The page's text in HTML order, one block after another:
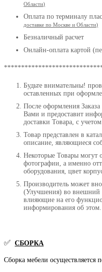
Области)
Оплата по терминалу
доставке по Москве и Области)
Безналичный расчет
Онлайн-оплата картой
Будьте внимательны!
оставленных при
После оформления
Вами и предоставит
доставки Товара, с
Товар представлен в
описание, являющиеся
Некоторые Товары могут
фотографии, а именно
оборудования, цвет
Производитель может
(Улучшения) во внешний
влияющие на его
информирования об этом.
✅ СБОРКА
Сборка мебели осуществляется